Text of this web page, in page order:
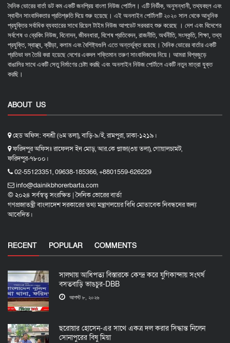
দৈনিক ভোরের বার্তা ডট কম একটি জনপ্রিয় বাংলা নিউজ পোর্টাল। এটি নির্ভীক, অনুসন্ধানী, তথ্যবহুল এবং
স্বাধীন সাংবাদিকতার প্রতিশ্রুতি দিয়ে শুরু হয়েছে। এই অনলাইন পোর্টালটি ২০২০ সাল থেকে আধুনিক
প্রযুক্তির সর্বাধিক ব্যবহারের সাথে রিয়েল টাইম নিউজ আপডেট সরবরাহ শুরু করেছে । দেশ এবং বিদেশের
সর্বশেষ ও ব্রেকিং নিউজ, বিনোদন, জীবনধারা, বিশেষ প্রতিবেদন, রাজনীতি, অর্থনীতি, সংস্কৃতি, শিক্ষা, তথ্য
প্রযুক্তি, স্বাস্থ্য, ক্রীড়া, কলাম এবং বৈশিষ্ট্যগুলি এতে অন্তর্ভুক্ত রয়েছে। দৈনিক ভোরের বার্তার একটি
প্রতিভা দল তৈরি করা হয়েছে দেশের একদল শক্তিমান তরুণ সাংবাদিকদের নিয়ে। আমরা বিশ্বজুড়ে
বাঙালির সাথে একটি সেতু নির্মাণের চেষ্টা করছি এবং অনলাইন নিউজ পোর্টালে একটি নতুন মাত্রা যুক্ত
করছি।
ABOUT US
হেড অফিস: বনশ্রী (৬ম তলা), বাড়ি-৯/ই, রামপুরা, ঢাকা-১২১৯।
ফরিদপুর অফিসঃ রাফেলস ইন মোড়, আর.কে প্লাজা(৩য় তলা), গোয়ালচামট,
ফরিদপুর-৭৮০০।
02-55123351, 09638-185366, +8801559-626229
info@dainikbhorerbarta.com
© ২০২৪ সর্বস্বত্ব সংরক্ষিত | দৈনিক ভোরের বার্তা
গণপ্রজাতন্ত্রী বাংলাদেশ সরকারের তথ্য মন্ত্রাণলয়ের বিধি মোতাবেক নিবন্ধনের জন্য
আবেদিত।
RECENT POPULAR COMMENTS
সালথায় আধিপত্য বিস্তারকে কেন্দ্র করে যুগিকান্দায় সংঘর্ষ
বসতবাড়ি ভাঙচুর-DBB
আগস্ট ৮, ২০২৬
ছরোয়ার হোসেন-এর সাথে একত্র দল করার সিদ্ধান্ত নিলেন
সোনাপুরের বিষু মিয়া